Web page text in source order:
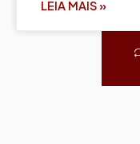
LEIA MAIS »